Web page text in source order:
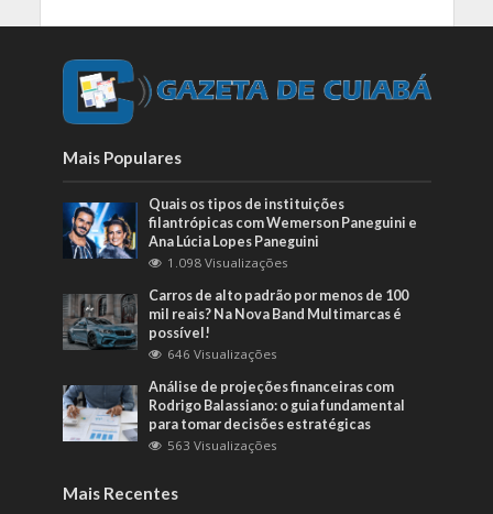
Mais Populares
Quais os tipos de instituições
filantrópicas com Wemerson Paneguini e
Ana Lúcia Lopes Paneguini
1.098 Visualizações
Carros de alto padrão por menos de 100
mil reais? Na Nova Band Multimarcas é
possível!
646 Visualizações
Análise de projeções financeiras com
Rodrigo Balassiano: o guia fundamental
para tomar decisões estratégicas
563 Visualizações
Mais Recentes